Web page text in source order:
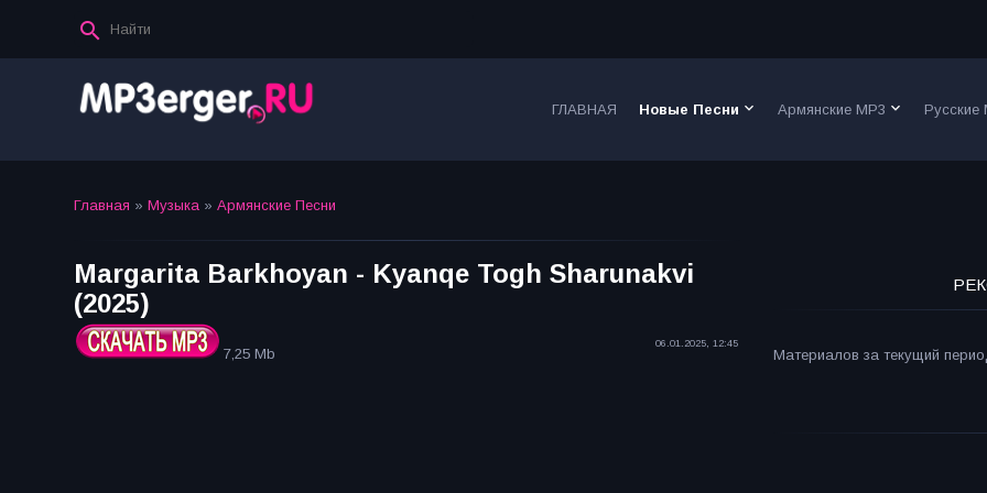
ГЛАВНАЯ Новые Песни keyboard_arrow_down Армянские MP3 keyboard_arrow_down Русские
Главная » Музыка » Армянские Песни
Margarita Barkhoyan - Kyanqe Togh Sharunakvi
(2025)
7,25 Mb
06.01.2025, 12:45
Материалов за текущий